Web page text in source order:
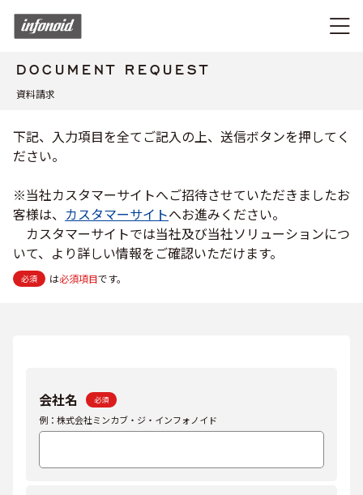
DOCUMENT REQUEST
資料請求
下記、入力項目を全てご記入の上、送信ボタンを押してく
ださい。
※当社カスタマーサイトへご招待させていただきましたお
客様は、 カスタマーサイトへお進みください。
カスタマーサイトでは当社及び当社ソリューションにつ
いて、より詳しい情報をご確認いただけます。
必須 は必須項目です。
会社名 必須
例：株式会社ミンカブ・ジ・インフォノイド